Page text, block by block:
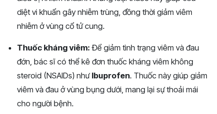
diệt vi khuẩn gây nhiễm trùng, đồng thời giảm viêm
nhiễm ở vùng cổ tử cung.
Thuốc kháng viêm: Để giảm tình trạng viêm và đau
đớn, bác sĩ có thể kê đơn thuốc kháng viêm không
steroid (NSAIDs) như Ibuprofen. Thuốc này giúp giảm
viêm và đau ở vùng bụng dưới, mang lại sự thoải mái
cho người bệnh.